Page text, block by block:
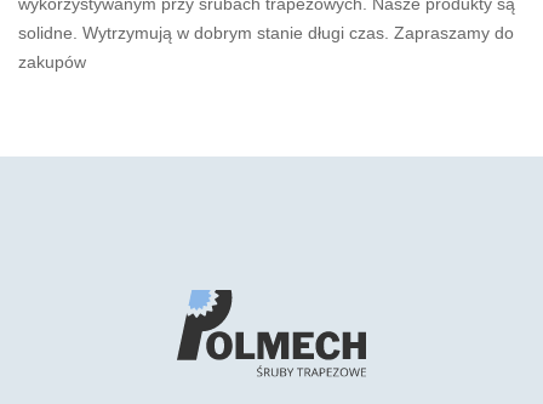
solidne. Wytrzymują w dobrym stanie długi czas. Zapraszamy do
zakupów